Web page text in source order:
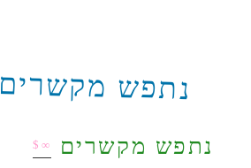
נתפש מקשרים
נתפש מקשרים ∞$